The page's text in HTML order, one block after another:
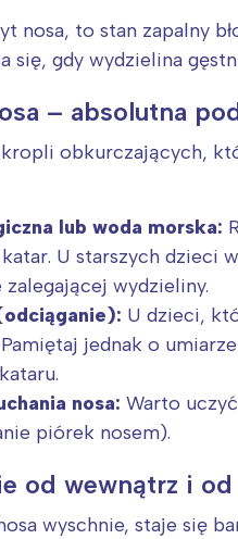
nosa, to stan zapalny
się, gdy wydzielina
– absolutna
obkurczających,
lub woda morska:
U starszych dzieci
zalegającej wydzieliny.
U dzieci,
jednak o
nosa: Warto
piórek nosem).
od wewnątrz i
wyschnie, staje się